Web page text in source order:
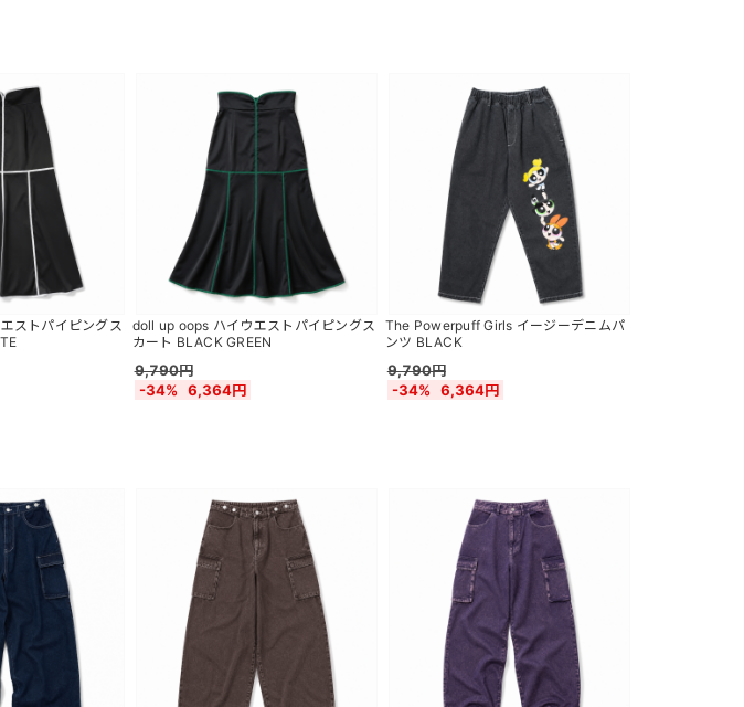
ストパイピングス
doll up oops ハイウエストパイピングス
カート BLACK GREEN
9,790円
-34%
6,364円
The Powerpuff Girls イージーデニムパ
ンツ BLACK
9,790円
-34%
6,364円